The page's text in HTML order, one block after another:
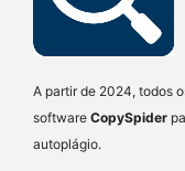
A partir de 2024, todos
software CopySpider
autoplágio.